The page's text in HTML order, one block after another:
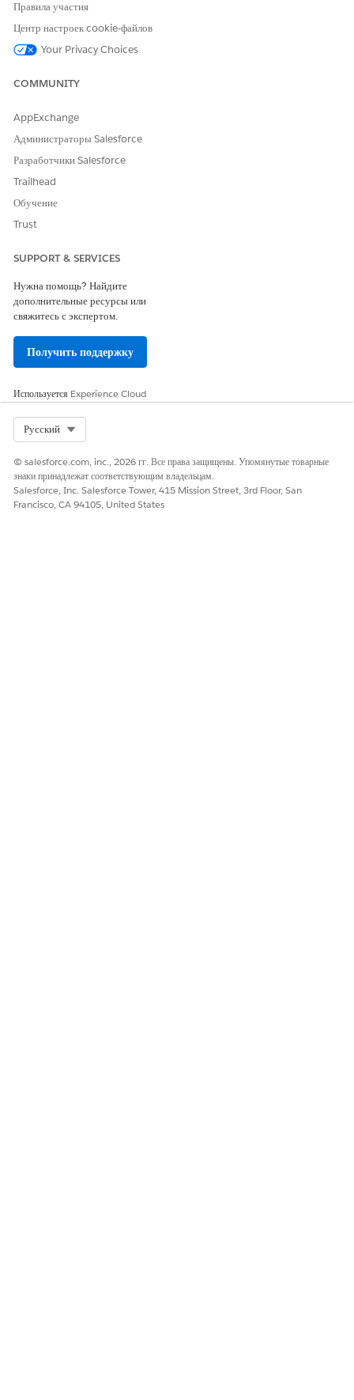
Правила участия
Центр настроек cookie-файлов
Your Privacy Choices
COMMUNITY
AppExchange
Администраторы Salesforce
Разработчики Salesforce
Trailhead
Обучение
Trust
SUPPORT & SERVICES
Нужна помощь? Найдите
дополнительные ресурсы или
свяжитесь с экспертом.
Получить поддержку
Используется Experience Cloud
Русский
© salesforce.com, inc., 2026 гг. Все права защищены. Упомянутые товарные
знаки принадлежат соответствующим владельцам.
Salesforce, Inc. Salesforce Tower, 415 Mission Street, 3rd Floor, San
Francisco, CA 94105, United States